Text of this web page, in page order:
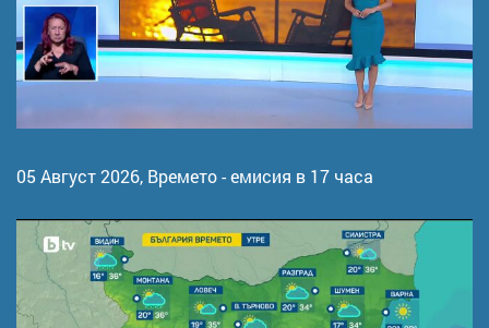
05 Август 2026, Времето - емисия в 17 часа